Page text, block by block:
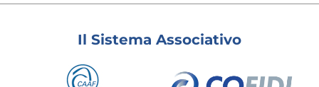
Il Sistema Associativo